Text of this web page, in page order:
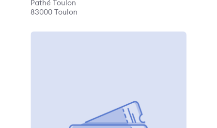
Pathé Toulon
83000 Toulon